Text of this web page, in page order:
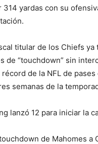
314 yardas con su
titular de los Chiefs ya
de “touchdown” sin
de la NFL de
semanas de la
lanzó 12 para iniciar la
de Mahomes a